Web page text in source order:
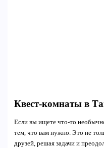
Квест-комнаты в
Если вы ищете что-то
тем, что вам нужно. Это не
друзей, решая задачи и